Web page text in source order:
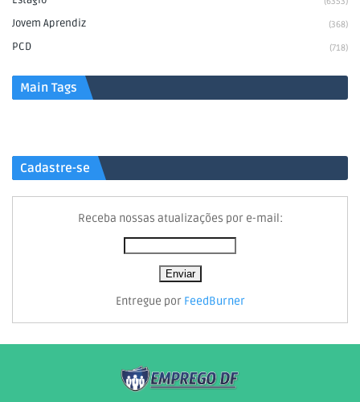
Jovem Aprendiz (368)
PCD (718)
Main Tags
Cadastre-se
Receba nossas atualizações por e-mail:
Entregue por FeedBurner